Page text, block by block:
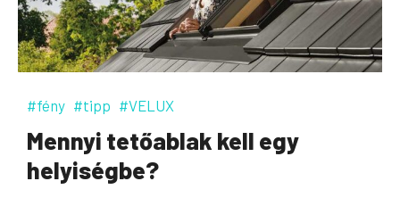
#fény #tipp #VELUX
Mennyi tetőablak kell egy
helyiségbe?